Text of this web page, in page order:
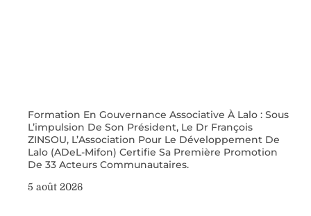
Formation En Gouvernance Associative À Lalo : Sous
L’impulsion De Son Président, Le Dr François
ZINSOU, L’Association Pour Le Développement De
Lalo (ADeL-Mifon) Certifie Sa Première Promotion
De 33 Acteurs Communautaires.
5 août 2026